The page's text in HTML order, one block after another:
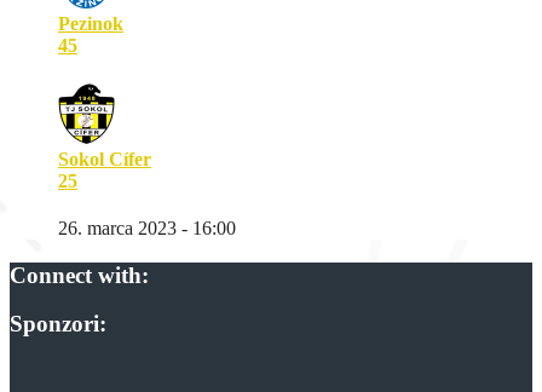
Pezinok
45
Sokol Cífer
25
26. marca 2023 - 16:00
Connect with:
Sponzori: